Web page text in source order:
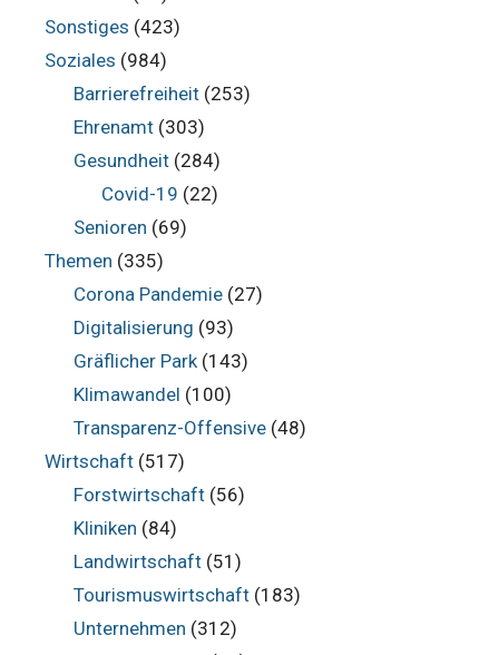
Sonstiges (423)
Soziales (984)
Barrierefreiheit(253)
Ehrenamt(303)
Gesundheit(284)
Covid-19 (22)
Senioren (69)
Themen (335)
Corona Pandemie(27)
Digitalisierung (93)
Gräflicher Park(143)
Klimawandel (100)
Transparenz-Offensive(48)
Wirtschaft (517)
Forstwirtschaft(56)
Kliniken (84)
Landwirtschaft(51)
Tourismuswirtschaft(183)
Unternehmen (312)